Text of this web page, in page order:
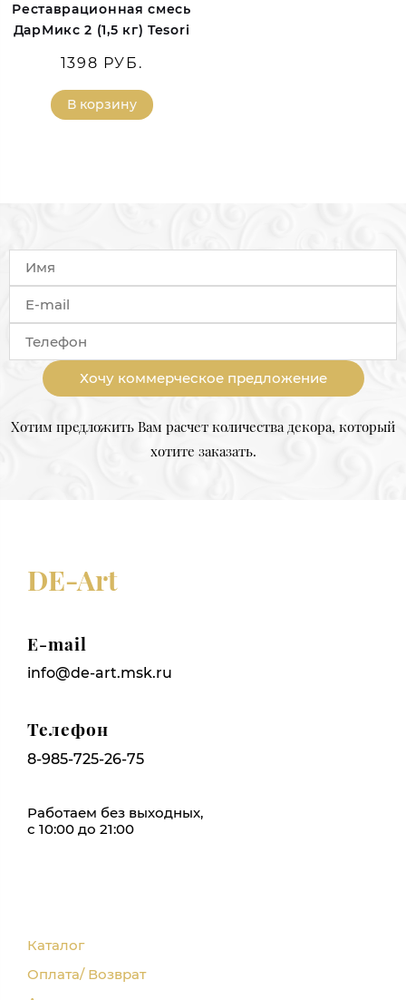
Реставрационная смесь
ДарМикс 2 (1,5 кг) Tesori
1398 РУБ.
В корзину
Хочу коммерческое предложение
Хотим предложить Вам расчет количества декора, который
хотите заказать.
DE-Art
E-mail
info@de-art.msk.ru
Телефон
8-985-725-26-75
Работаем без выходных,
с 10:00 до 21:00
Каталог
Оплата/ Возврат